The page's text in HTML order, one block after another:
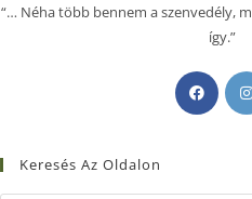
“… Néha több bennem a szenvedély,
így.”
Keresés Az Oldalon